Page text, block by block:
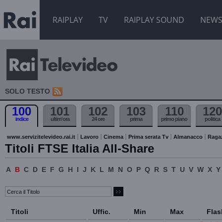
RAIPLAY TV RAIPLAY SOUND NEWS
SOLO TESTO
100
indice
101
ultim'ora
102
24 ore
103
prima
110
primo piano
120
politica
www.servizitelevideo.rai.it Lavoro Cinema Prima serata Tv Almanacco
Titoli FTSE Italia All-Share
A B C D E F G H I J K L M N O P Q R S T U V W X Y
Titoli Uffic. Min Max